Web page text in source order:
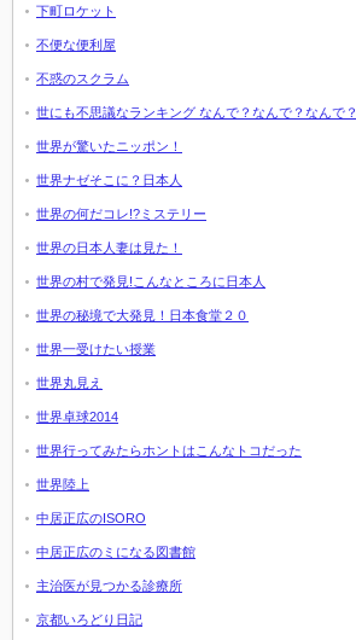
下町ロケット
不便な便利屋
不惑のスクラム
世にも不思議なランキング なんで？なんで？なんで？
世界が驚いたニッポン！
世界ナゼそこに？日本人
世界の何だコレ!?ミステリー
世界の日本人妻は見た！
世界の村で発見!こんなところに日本人
世界の秘境で大発見！日本食堂２０
世界一受けたい授業
世界丸見え
世界卓球2014
世界行ってみたらホントはこんなトコだった
世界陸上
中居正広のISORO
中居正広のミになる図書館
主治医が見つかる診療所
京都いろどり日記